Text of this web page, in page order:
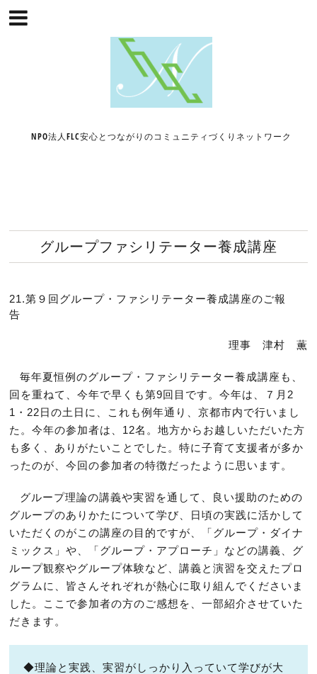
NPO法人FLC安心とつながりのコミュニティづくりネットワーク
グループファシリテーター養成講座
21.第９回グループ・ファシリテーター養成講座のご報
告
理事 津村 薫
毎年夏恒例のグループ・ファシリテーター養成講座も、
回を重ねて、今年で早くも第9回目です。今年は、７月2
1・22日の土日に、これも例年通り、京都市内で行いまし
た。今年の参加者は、12名。地方からお越しいただいた方
も多く、ありがたいことでした。特に子育て支援者が多か
ったのが、今回の参加者の特徴だったように思います。
グループ理論の講義や実習を通して、良い援助のための
グループのありかたについて学び、日頃の実践に活かして
いただくのがこの講座の目的ですが、「グループ・ダイナ
ミックス」や、「グループ・アプローチ」などの講義、グ
ループ観察やグループ体験など、講義と演習を交えたプロ
グラムに、皆さんそれぞれが熱心に取り組んでくださいま
した。ここで参加者の方のご感想を、一部紹介させていた
だきます。
◆理論と実践、実習がしっかり入っていて学びが大